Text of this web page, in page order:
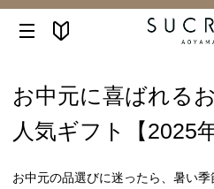
お中元に喜ばれる
人気ギフト【2025年
お中元の品選びに迷ったら、暑い